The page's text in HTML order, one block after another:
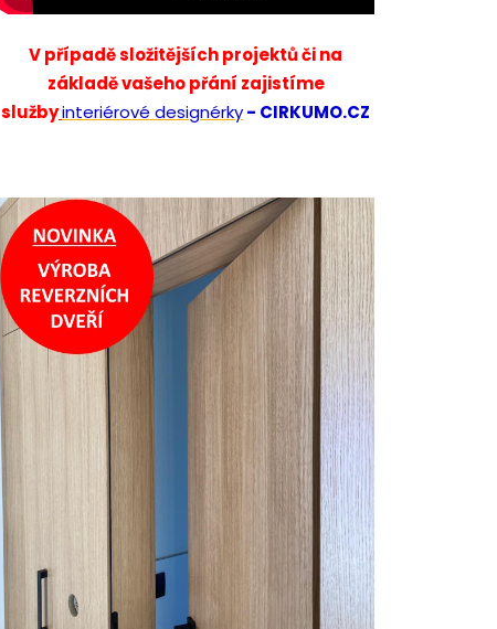
V případě složitějších projektů či na
základě vašeho přání zajistíme
službyinteriérové designérky- CIRKUMO.CZ